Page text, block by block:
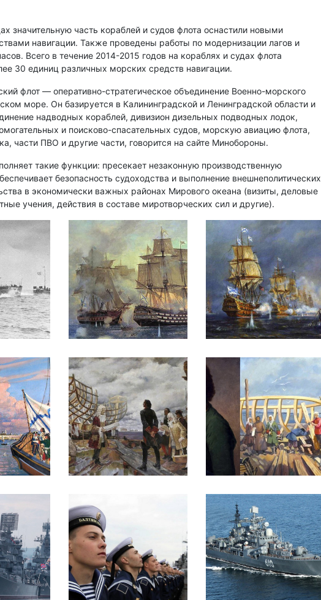
значительную часть кораблей и судов флота оснастили новыми
навигации. Также проведены работы по модернизации лагов и
Всего в течение 2014-2015 годов на кораблях и судах флота
30 единиц различных морских средств навигации.
флот — оперативно-стратегическое объединение Военно-морского
море. Он базируется в Калининградской и Ленинградской области и
надводных кораблей, дивизион дизельных подводных лодок,
и поисково-спасательных судов, морскую авиацию флота,
части ПВО и другие части, говорится на сайте Минобороны.
такие функции: пресекает незаконную производственную
безопасность судоходства и выполнение внешнеполитических
в экономически важных районах Мирового океана (визиты, деловые
учения, действия в составе миротворческих сил и другие).